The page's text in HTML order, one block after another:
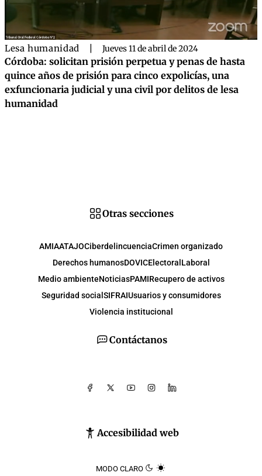
Lesa humanidad Jueves 11 de abril de 2024
Córdoba: solicitan prisión perpetua y penas de hasta
quince años de prisión para cinco expolicías, una
exfuncionaria judicial y una civil por delitos de lesa
humanidad
Contáctanos
Accesibilidad web
MODO CLARO
Otras secciones
AMIAATAJOCiberdelincuenciaCrimen organizado
Derechos humanosDOVICElectoral Laboral
Medio ambienteNoticiasPAMIRecupero de activos
Seguridad social SIFRAIUsuarios y consumidores
Violencia institucional